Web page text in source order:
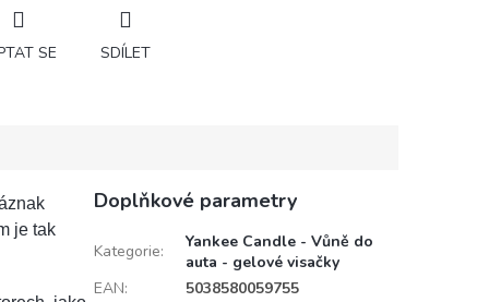
SE SDÍLET
je tak
Doplňkové parametry
Kategorie:
Yankee Candle - Vůně do
auta - gelové visačky
EAN: 5038580059755